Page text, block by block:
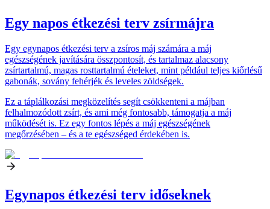
Egy napos étkezési terv zsírmájra
Egy egynapos étkezési terv a zsíros máj számára a máj
egészségének javítására összpontosít, és tartalmaz alacsony
zsírtartalmú, magas rosttartalmú ételeket, mint például teljes kiőrlésű
gabonák, sovány fehérjék és leveles zöldségek.
Ez a táplálkozási megközelítés segít csökkenteni a májban
felhalmozódott zsírt, és ami még fontosabb, támogatja a máj
működését is. Ez egy fontos lépés a máj egészségének
megőrzésében – és a te egészséged érdekében is.
Egynapos étkezési terv időseknek